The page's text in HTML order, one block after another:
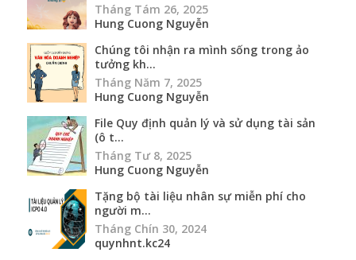
Tháng Tám 26, 2025
Hung Cuong Nguyễn
Chúng tôi nhận ra mình sống trong ảo
tưởng kh...
Tháng Năm 7, 2025
Hung Cuong Nguyễn
File Quy định quản lý và sử dụng tài sản
(ô t...
Tháng Tư 8, 2025
Hung Cuong Nguyễn
Tặng bộ tài liệu nhân sự miễn phí cho
người m...
Tháng Chín 30, 2024
quynhnt.kc24